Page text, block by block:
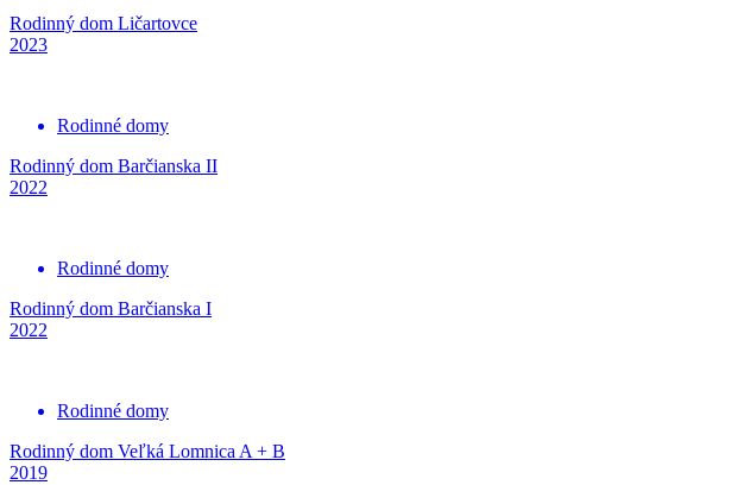
Rodinný dom Ličartovce
2023
Rodinné domy
Rodinný dom Barčianska II
2022
Rodinné domy
Rodinný dom Barčianska I
2022
Rodinné domy
Rodinný dom Veľká Lomnica A + B
2019